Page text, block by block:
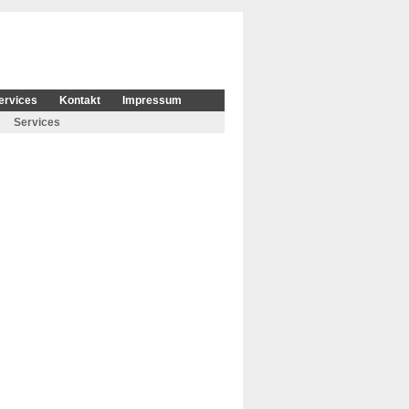
Kontakt
Impressum
Services